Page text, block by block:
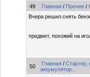
49 Главная / Прочее /
Вчера решил снять
предмет, похожий на
50 Главная / Стартер,
аккумулятор...